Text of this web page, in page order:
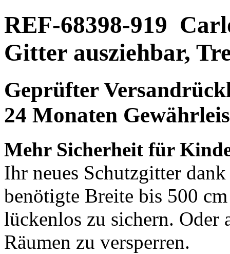
REF-68398-919
Gitter ausziehbar,
Geprüfter
24 Monaten
Mehr Sicherheit für
Ihr neues Schutzgitter
benötigte Breite bis 500
lückenlos zu sichern. Oder
Räumen zu versperren.